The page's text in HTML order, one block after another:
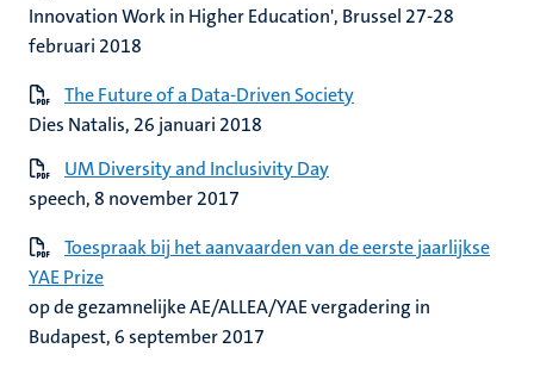
Innovation Work in Higher Education', Brussel 27-28
februari 2018
The Future of a Data-Driven Society
Dies Natalis, 26 januari 2018
UM Diversity and Inclusivity Day
speech, 8 november 2017
Toespraak bij het aanvaarden van de eerste jaarlijkse
YAE Prize
op de gezamnelijke AE/ALLEA/YAE vergadering in
Budapest, 6 september 2017